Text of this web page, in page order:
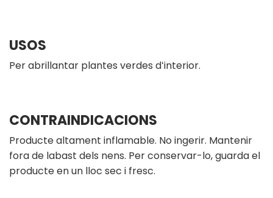
USOS
Per abrillantar plantes verdes dʻinterior.
CONTRAINDICACIONS
Producte altament inflamable. No ingerir. Mantenir
fora de labast dels nens. Per conservar-lo, guarda el
producte en un lloc sec i fresc.